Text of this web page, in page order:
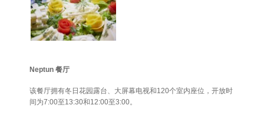
Neptun 餐厅
该餐厅拥有冬日花园露台、大屏幕电视和120个室内座位，开放时
间为7:00至13:30和12:00至3:00。